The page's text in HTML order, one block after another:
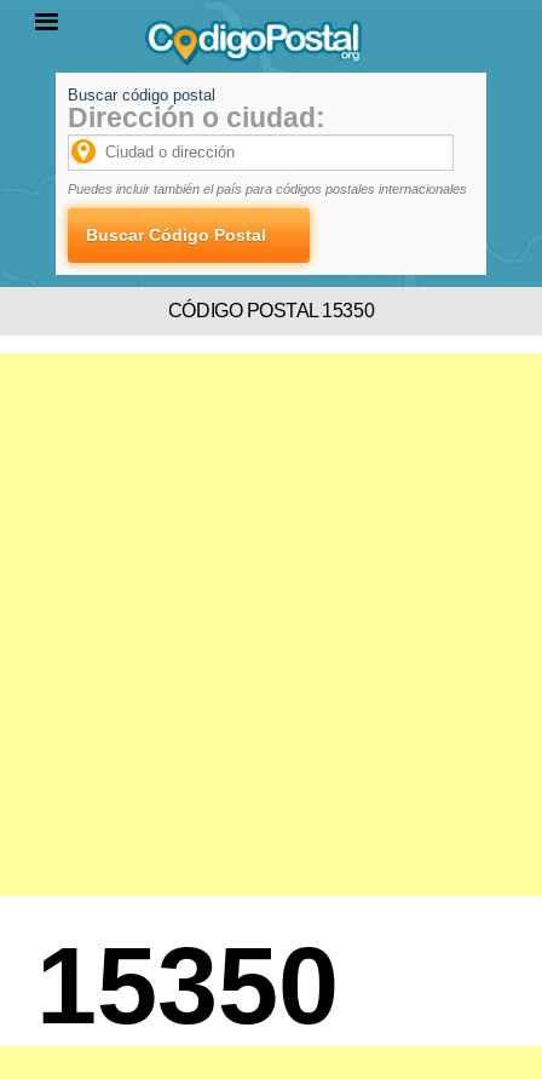
PROVINCIAS
LOCALIDADES
Buscar código postal
Dirección o ciudad:
Puedes incluir también el país para códigos postales internacionales
CÓDIGO POSTAL 15350
15350